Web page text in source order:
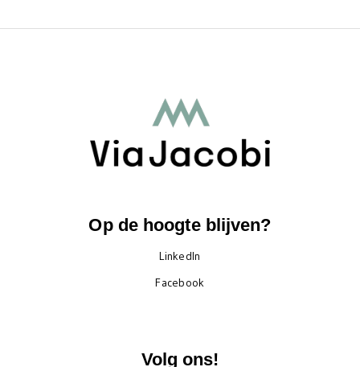
Op de hoogte blijven?
LinkedIn
Facebook
Volg ons!